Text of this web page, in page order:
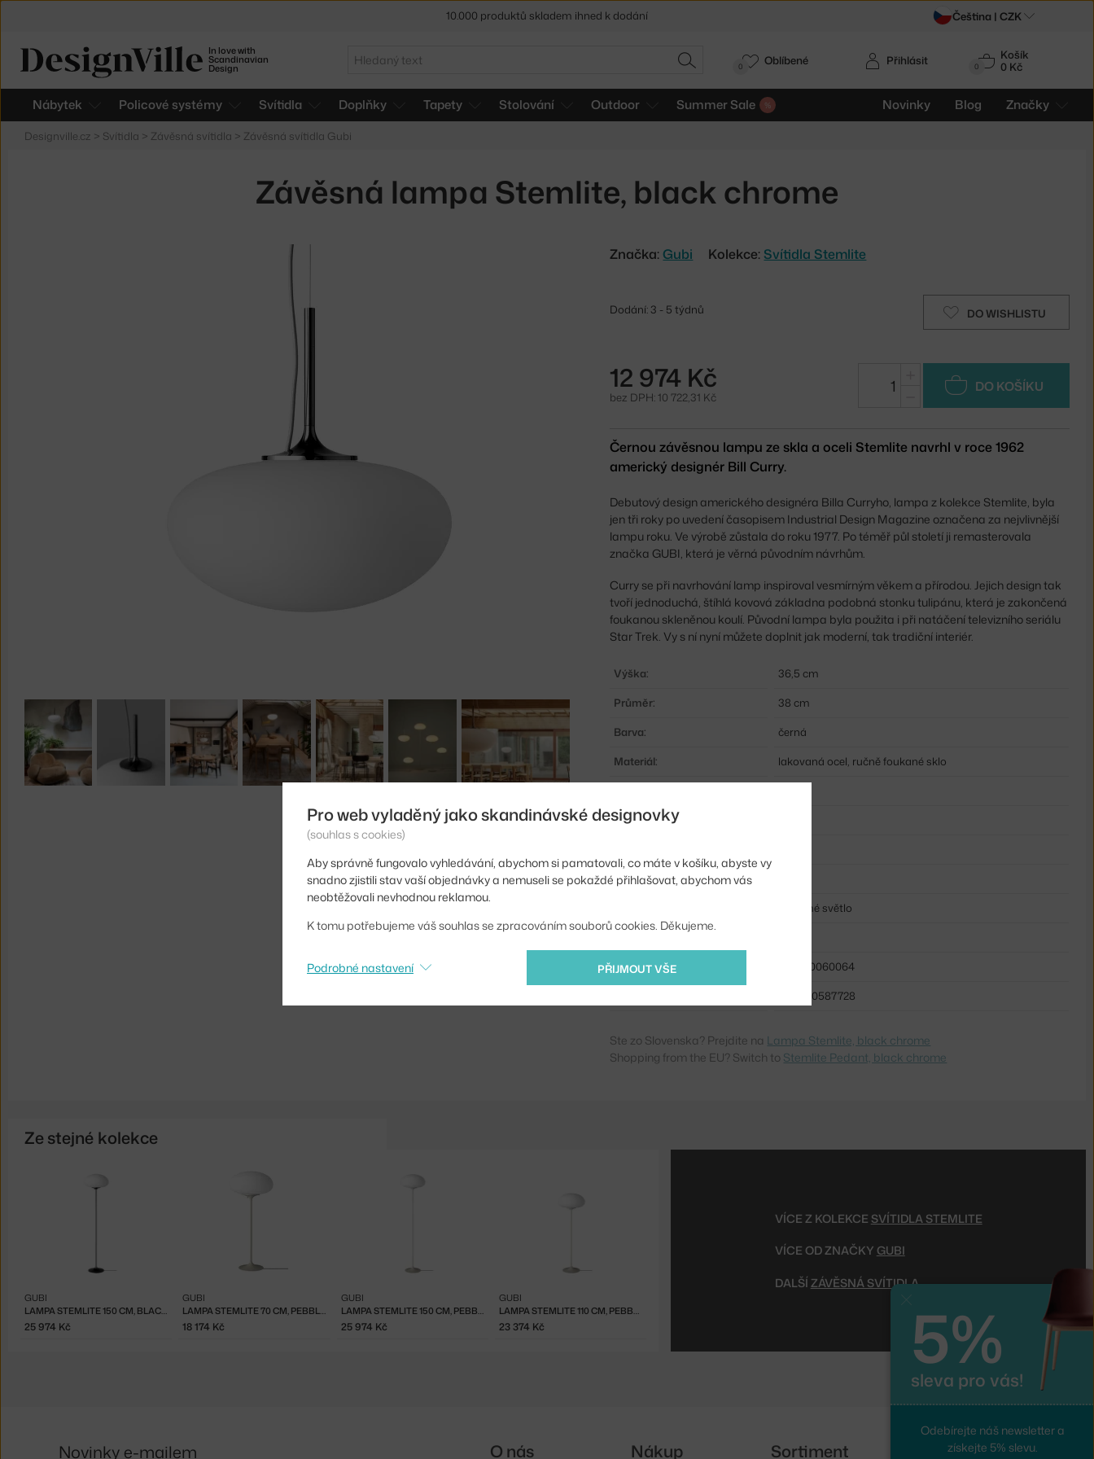
In love with
Scandinavian
Design
Hledat
HLEDAT 0
Košík
0 Kč
Nábytek Policové systémy Svítidla Doplňky Tapety Stolování Outdoor Summer Sale Novinky Blog Značky
Přihlásit
0 Oblíbené
Designville.cz > Svítidla > Závěsná svítidla > Závěsná svítidla Gubi
Závěsná lampa Stemlite, black chrome
Značka:Gubi Kolekce: Svítidla Stemlite
DO WISHLISTU
Dodání: 3 - 5 týdnů
12 974 Kč
bez DPH: 10 722,31 Kč
DO KOŠÍKU
Černou závěsnou lampu ze skla a oceli Stemlite navrhl v roce 1962
americký designér Bill Curry.
Debutový design amerického designéra Billa Curryho, lampa z kolekce Stemlite, byla
jen tři roky po uvedení časopisem Industrial Design Magazine označena za nejvlivnější
lampu roku. Ve výrobě zůstala do roku 1977. Po téměř půl století ji remasterovala
značka GUBI, která je věrná původním návrhům.
Curry se při navrhování lamp inspiroval vesmírným věkem a přírodou. Jejich design tak
tvoří jednoduchá, štíhlá kovová základna podobná stonku tulipánu, která je zakončená
foukanou skleněnou koulí. Původní lampa byla použita i při natáčení televizního seriálu
Star Trek. Vy s ní nyní můžete doplnit jak moderní, tak tradiční interiér.
Výška:
36,5 cm
Průměr:
38 cm
Barva:
černá
Materiál:
lakovaná ocel, ručně foukané sklo
Hlavní materiál:
Stmívatelné:
nepřímé světlo
Zdroj součástí:
Kód produktu
GUB-10060064
5715010587728
Ste zo Slovenska? Prejdite na Lampa Stemlite, black chrome
Shopping from the EU? Switch to Stemlite Pedant, black chrome
Ze stejné kolekce
LAMPA STEMLITE 150 CM, BLACK CHROME
GUBI
25 974 Kč
LAMPA STEMLITE 70 CM, PEBBLE GREY
GUBI
18 174 Kč
LAMPA STEMLITE 150 CM, PEBBLE GREY
GUBI
25 974 Kč
LAMPA STEMLITE 110 CM, PEBBLE GREY
GUBI
23 374 Kč
VÍCE Z KOLEKCE SVÍTIDLA STEMLITE
VÍCE OD ZNAČKY GUBI
DALŠÍ ZÁVĚSNÁ SVÍTIDLA
Sleva 5 % pro odběratele newsletteru
Čeština | CZK
Pro web vyladěný jako skandinávské designovky
(souhlas s cookies)
Aby správně fungovalo vyhledávání, abychom si pamatovali, co máte v košíku, abyste vy
snadno zjistili stav vaší objednávky a nemuseli se pokaždé přihlašovat, abychom vás
neobtěžovali nevhodnou reklamou.
K tomu potřebujeme váš souhlas se zpracováním souborů cookies. Děkujeme.
PŘIJMOUT VŠE
Podrobné nastavení
5%
sleva pro vás!
Odebírejte náš newsletter a
získejte 5% slevu.
Novinky e-mailem O nás Nákup Sortiment Sledujte nás